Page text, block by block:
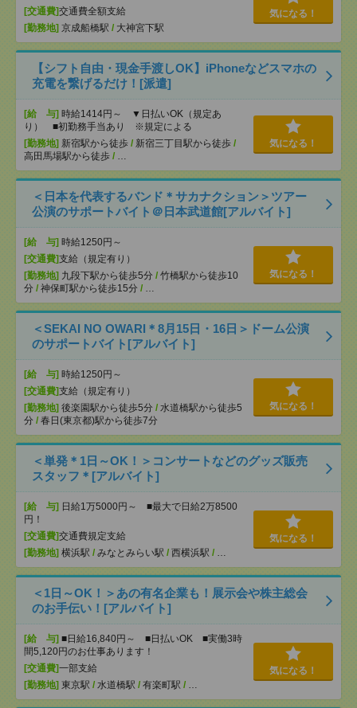
[交通費]交通費全額支給
[勤務地] 京成船橋駅 / 大神宮下駅
気になる！
【シフト自由・現金手渡しOK】iPhoneなどスマホの
充電を繋げるだけ！[派遣]
[給 与] 時給1414円～ ▼日払いOK（規定あ
り） ■初勤務手当あり ※規定による
[勤務地] 新宿駅から徒歩 / 新宿三丁目駅から徒歩 /
高田馬場駅から徒歩 / …
気になる！
＜日本を代表するバンド＊サカナクション＞ツアー
公演のサポートバイト＠日本武道館[アルバイト]
[給 与] 時給1250円～
[交通費]支給（規定有り）
[勤務地] 九段下駅から徒歩5分 / 竹橋駅から徒歩10
分 / 神保町駅から徒歩15分 / …
気になる！
＜SEKAI NO OWARI＊8月15日・16日＞ドーム公演
のサポートバイト[アルバイト]
[給 与] 時給1250円～
[交通費]支給（規定有り）
[勤務地] 後楽園駅から徒歩5分 / 水道橋駅から徒歩5
分 / 春日(東京都)駅から徒歩7分
気になる！
＜単発＊1日～OK！＞コンサートなどのグッズ販売
スタッフ＊[アルバイト]
[給 与] 日給1万5000円～ ■最大で日給2万8500
円！
[交通費]交通費規定支給
[勤務地] 横浜駅 / みなとみらい駅 / 西横浜駅 / …
気になる！
＜1日～OK！＞あの有名企業も！展示会や株主総会
のお手伝い！[アルバイト]
[給 与] ■日給16,840円～ ■日払いOK ■実働3時
間5,120円のお仕事あります！
[交通費]一部支給
[勤務地] 東京駅 / 水道橋駅 / 有楽町駅 / …
気になる！